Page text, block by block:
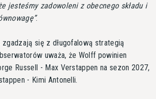
jesteśmy zadowoleni z obecnego składu i
.
się z długofalową strategią
uważa, że Wolff powinien
Russell - Max Verstappen na sezon 2027,
- Kimi Antonelli.